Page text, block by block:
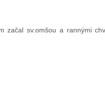
sv.omšou a rannými